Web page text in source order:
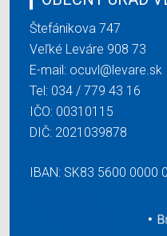
Štefánikova 747
Veľké Leváre 908 73
E-mail: ocuvl@levare.sk
Tel: 034 / 779 43 16
IČO: 00310115
DIČ: 2021039878
IBAN: SK83 5600 0000